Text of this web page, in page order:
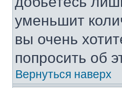
уменьшит
вы очень
попросить об
Вернуться наверх